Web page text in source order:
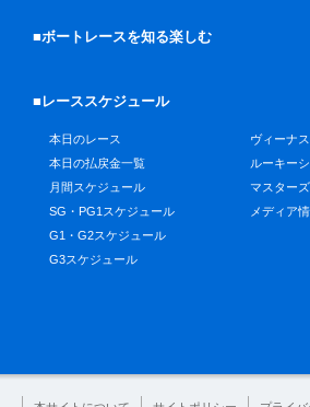
■ボートレースを知る楽しむ
■レーススケジュール
本日のレース
本日の払戻金一覧
月間スケジュール
SG・PG1スケジュール
G1・G2スケジュール
G3スケジュール
ヴィーナ
ルーキー
マスター
メディア